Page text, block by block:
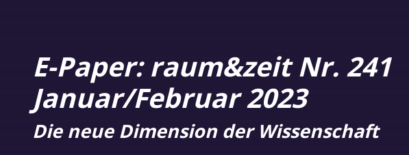
E-Paper: raum&zeit Nr. 241
Januar/Februar 2023
Die neue Dimension der Wissenschaft